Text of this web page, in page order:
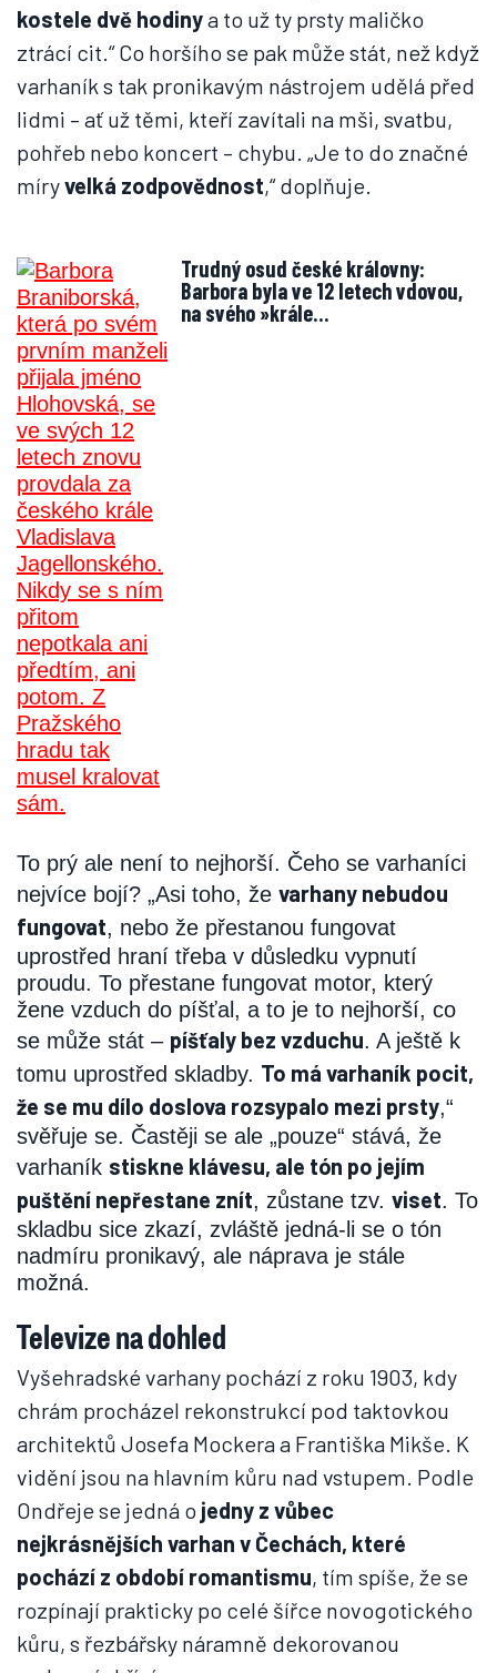
kostele dvě hodinya to už ty prsty maličko
ztrácí cit.“ Co horšího se pak může stát, než když
varhaník s tak pronikavým nástrojem udělá před
lidmi – ať už těmi, kteří zavítali na mši, svatbu,
pohřeb nebo koncert – chybu. „Je to do značné
míryvelká zodpovědnost,“ doplňuje.
Trudný osud české královny:
Barbora byla ve 12 letech vdovou,
na svého »krále…
To prý ale není to nejhorší. Čeho se varhaníci
nejvíce bojí? „Asi toho, že varhany nebudou
fungovat, nebo že přestanou fungovat
uprostřed hraní třeba v důsledku vypnutí
proudu. To přestane fungovat motor, který
žene vzduch do píšťal, a to je to nejhorší, co
se může stát – píšťaly bez vzduchu. A ještě k
tomu uprostřed skladby. To má varhaník pocit,
že se mu dílo doslova rozsypalo mezi prsty,“
svěřuje se. Častěji se ale „pouze“ stává, že
varhaník stiskne klávesu, ale tón po jejím
puštění nepřestane znít, zůstane tzv. viset. To
skladbu sice zkazí, zvláště jedná-li se o tón
nadmíru pronikavý, ale náprava je stále
možná.
Televize na dohled
Vyšehradské varhany pochází z roku 1903, kdy
chrám procházel rekonstrukcí pod taktovkou
architektů Josefa Mockera a Františka Mikše. K
vidění jsou na hlavním kůru nad vstupem. Podle
Ondřeje se jedná o jedny z vůbec
nejkrásnějších varhan v Čechách, které
pochází z období romantismu, tím spíše, že se
rozpínají prakticky po celé šířce novogotického
kůru, s řezbářsky náramně dekorovanou